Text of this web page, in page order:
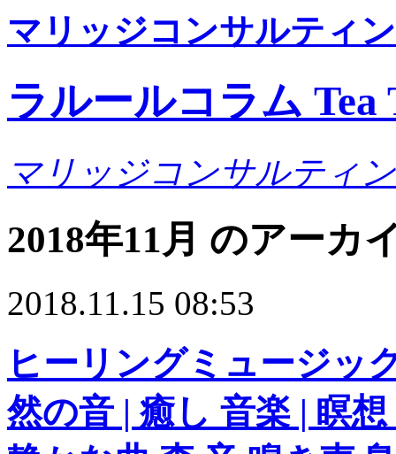
マリッジコンサルティ
ラルールコラム Tea
マリッジコンサルティ
2018年11月 のアーカ
2018.11.15 08:53
ヒーリングミュージッ
然の音 | 癒し 音楽 | 瞑